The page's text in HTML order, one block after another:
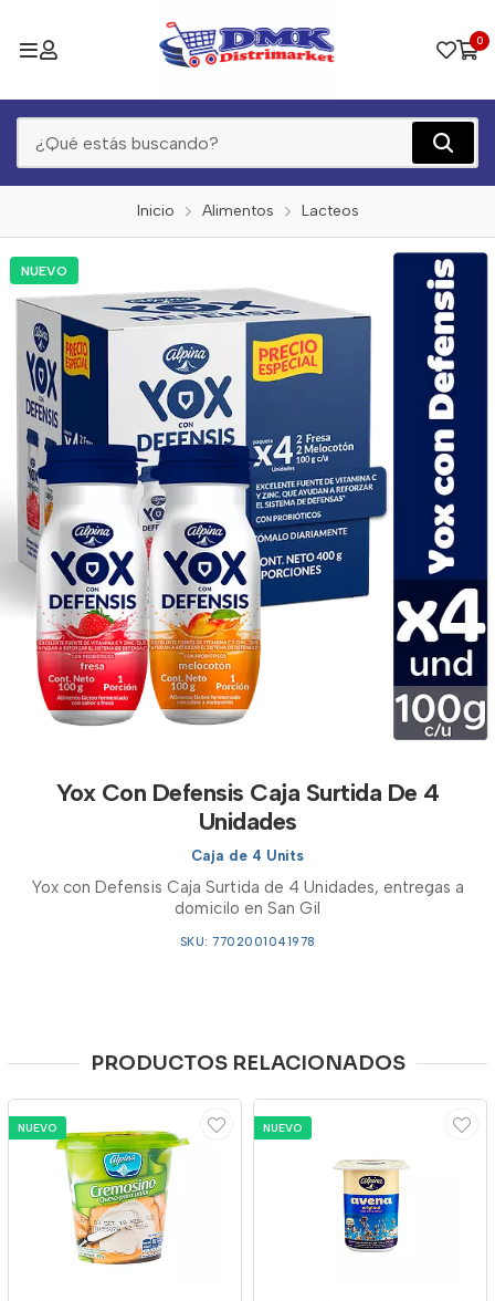
0
Inicio Alimentos Lacteos
NUEVO
Yox Con Defensis Caja Surtida De 4
Unidades
Caja de 4 Units
Yox con Defensis Caja Surtida de 4 Unidades, entregas a
domicilo en San Gil
SKU: 7702001041978
PRODUCTOS RELACIONADOS
NUEVO NUEVO